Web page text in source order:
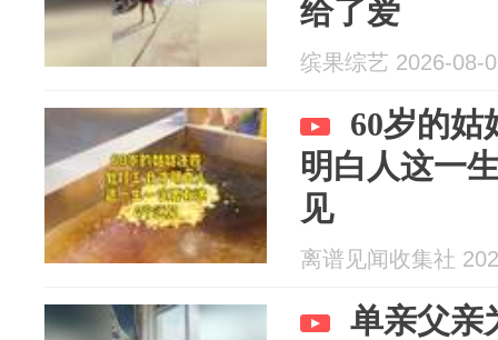
给了爱
缤果综艺 2026-08-
60岁的姑
明白人这一
见
离谱见闻收集社
单亲父亲